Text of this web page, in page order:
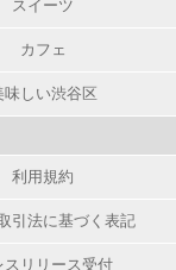
スイーツ
カフェ
味しい渋谷区
利用規約
引法に基づく表記
スリリース受付